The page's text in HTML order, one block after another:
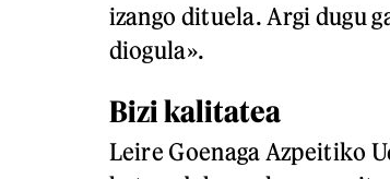
izango dituela. Argi dugu
diogula».
Bizi kalitatea
Leire Goenaga Azpeitiko